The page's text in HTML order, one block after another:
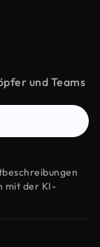
und Teams
mit der KI-